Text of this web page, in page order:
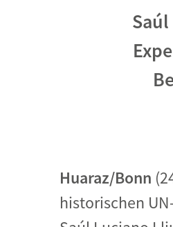
Klimafinanzierung
Wirtschaft,
Ressourcen &
Huaraz/Bonn
historischen